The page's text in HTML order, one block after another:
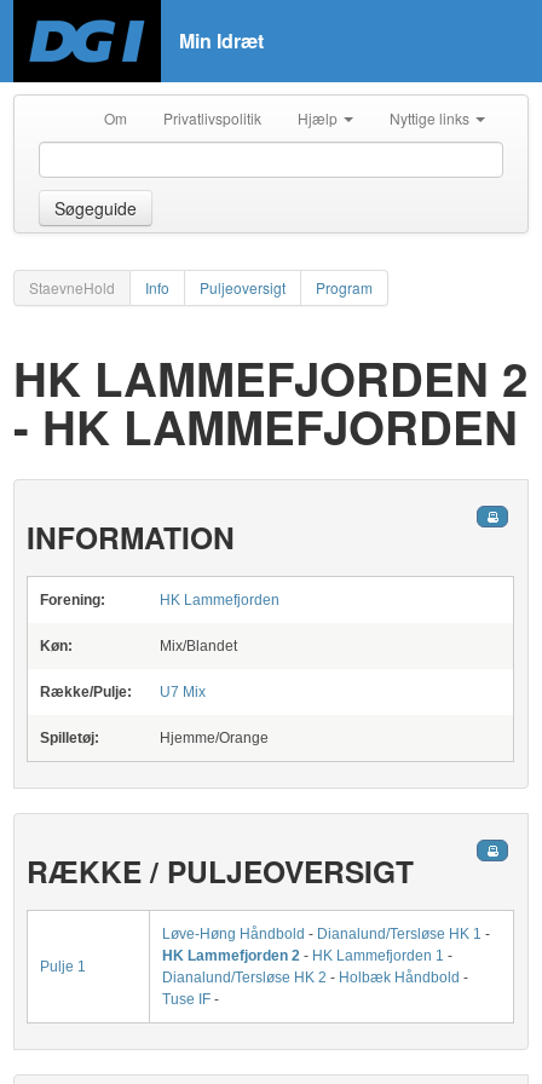
Min Idræt
Om Privatlivspolitik Hjælp Nyttige links
Søgeguide
StaevneHold Info Puljeoversigt Program
HK LAMMEFJORDEN 2
- HK LAMMEFJORDEN
INFORMATION
Forening: HK Lammefjorden
Køn: Mix/Blandet
Række/Pulje: U7 Mix
Spilletøj: Hjemme/Orange
RÆKKE / PULJEOVERSIGT
Pulje 1
Løve-Høng Håndbold - Dianalund/Tersløse HK 1 -
HK Lammefjorden 2 - HK Lammefjorden 1 -
Dianalund/Tersløse HK 2 - Holbæk Håndbold -
Tuse IF -